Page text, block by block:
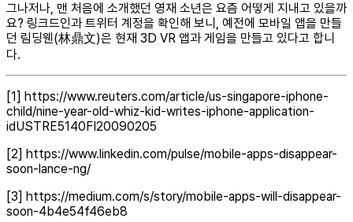
그나저나, 맨 처음에 소개했던 영재 소년은 요즘 어떻게 지내고 있을까
요? 링크드인과 트위터 계정을 확인해 보니, 예전에 모바일 앱을 만들
던 림딩웬(林鼎文)은 현재 3D VR 앱과 게임을 만들고 있다고 합니
다.
[1] https://www.reuters.com/article/us-singapore-iphone-
child/nine-year-old-whiz-kid-writes-iphone-application-
idUSTRE5140FI20090205
[2] https://www.linkedin.com/pulse/mobile-apps-disappear-
soon-lance-ng/
[3] https://medium.com/s/story/mobile-apps-will-disappear-
soon-4b4e54f46eb8